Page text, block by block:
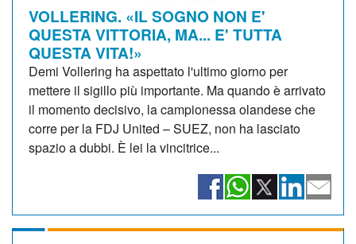
VOLLERING. «IL SOGNO NON E'
QUESTA VITTORIA, MA... E' TUTTA
QUESTA VITA!»
Demi Vollering ha aspettato l'ultimo giorno per
mettere il sigillo più importante. Ma quando è arrivato
il momento decisivo, la campionessa olandese che
corre per la FDJ United – SUEZ, non ha lasciato
spazio a dubbi. È lei la vincitrice...